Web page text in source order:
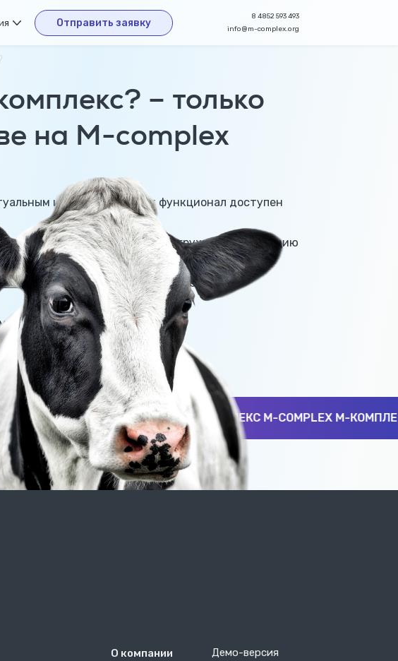
Отправить заявку
8 4852 593 493
info@m-complex.org
– только
на M-complex
изменениям. Этот функционал доступен
и требования, а также как загружать информацию
YouTube
“Требование (рецепт)".
М-КОМПЛЕКС M-COMPLEX М-КОМПЛЕКС M-COMPLEX М-
О компании
Демо-версия